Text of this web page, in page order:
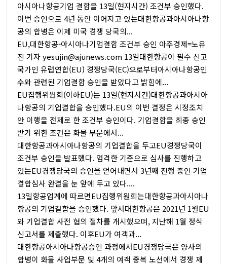
아시아나항공기업 결합을 13일(현지시간) 조건부 승인했다.
이번 승인으로 4년 동안 이어지고 있는대한항공과아시아나항
공의 합병은 이제 미국 경쟁 당국의...
EU,대한항공-아시아나기업결합 조건부 승인 아주경제=노유
진 기자 yesujin@ajunews.com 13일대한항공이 필수 신고
국가인 유럽연합(EU) 경쟁당국(EC)으로부터아시아나항공인
수와 관련된 기업결합 승인을 받았다고 밝힘에...
EU집행위원회(이하EU)는 13일(현지시간)대한항공과아시아
나항공의 기업결합을 승인했다.EU의 이번 결정은 시정조치
안 이행을 전제로 한 조건부 승인이다. 기업결합을 최종 승인
받기 위한 조건은 화물 부문에서...
대한항공과아시아나항공의 기업결합을 두고EU경쟁당국이
조건부 승인을 발표했다. 엄격한 기준으로 심사를 진행하고
있는EU경쟁당국의 승인을 얻어내면서 3년째 진행 중인 기업
결합심사 완결을 눈 앞에 두고 있다....
13일항공업계에 따르면EU집행위원회는대한항공과아시아나
항공의 기업결합을 승인했다. 앞서대한항공은 2021년 1월EU
와 기업결합 사전 협의 절차를 개시했으며, 지난해 1월 정식
신고서를 제출했다. 이후EU가 여객과...
대한항공아시아나항공승인 과정에서EU경쟁당국은 양사의
합병이 화물 사업부문 및 4개의 여객 중복 노선에서 경쟁 제